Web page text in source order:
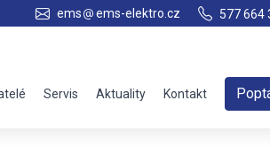
ems ems-elektro.cz 577 664
Servis Aktuality Kontakt